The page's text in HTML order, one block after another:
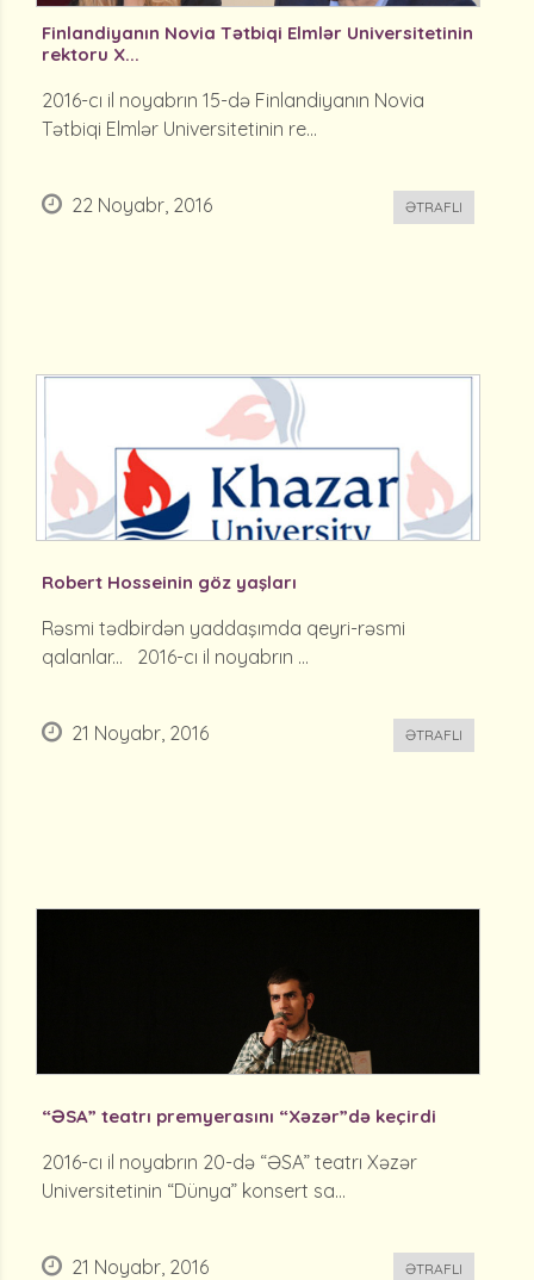
Finlandiyanın Novia Tətbiqi Elmlər Universitetinin
rektoru X...
2016-cı il noyabrın 15-də Finlandiyanın Novia
Tətbiqi Elmlər Universitetinin re...
22 Noyabr, 2016 ƏTRAFLI
Robert Hosseinin göz yaşları
Rəsmi tədbirdən yaddaşımda qeyri-rəsmi
qalanlar... 2016-cı il noyabrın ...
21 Noyabr, 2016 ƏTRAFLI
“ƏSA” teatrı premyerasını “Xəzər”də keçirdi
2016-cı il noyabrın 20-də “ƏSA” teatrı Xəzər
Universitetinin “Dünya” konsert sa...
21 Noyabr, 2016 ƏTRAFLI